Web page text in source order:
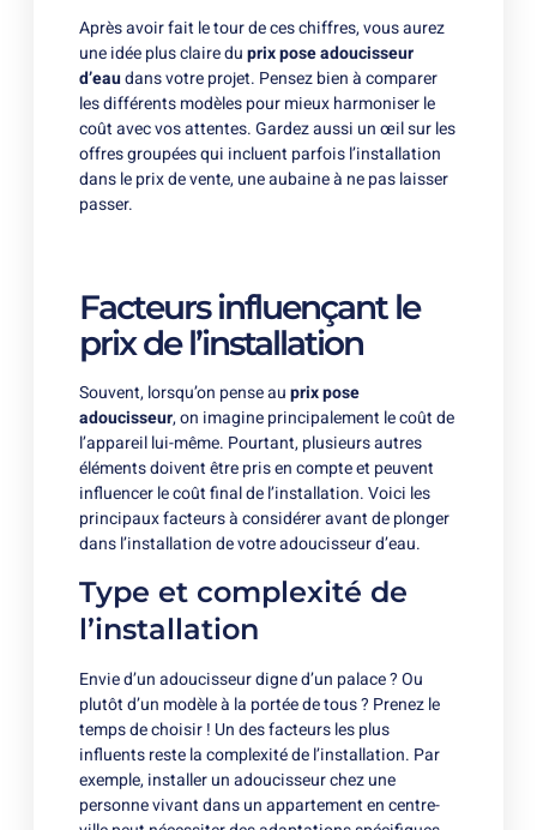
Après avoir fait le tour de ces chiffres, vous aurez
une idée plus claire duprix pose adoucisseur
d’eaudans votre projet. Pensez bien à comparer
les différents modèles pour mieux harmoniser le
coût avec vos attentes. Gardez aussi un œil sur les
offres groupées qui incluent parfois l’installation
dans le prix de vente, une aubaine à ne pas laisser
passer.
Facteurs influençant le
prix de l’installation
Souvent, lorsqu’on pense auprix pose
adoucisseur, on imagine principalement le coût de
l’appareil lui-même. Pourtant, plusieurs autres
éléments doivent être pris en compte et peuvent
influencer le coût final de l’installation. Voici les
principaux facteurs à considérer avant de plonger
dans l’installation de votre adoucisseur d’eau.
Type et complexité de
l’installation
Envie d’un adoucisseur digne d’un palace ? Ou
plutôt d’un modèle à la portée de tous ? Prenez le
temps de choisir ! Un des facteurs les plus
influents reste la complexité de l’installation. Par
exemple, installer un adoucisseur chez une
personne vivant dans un appartement en centre-